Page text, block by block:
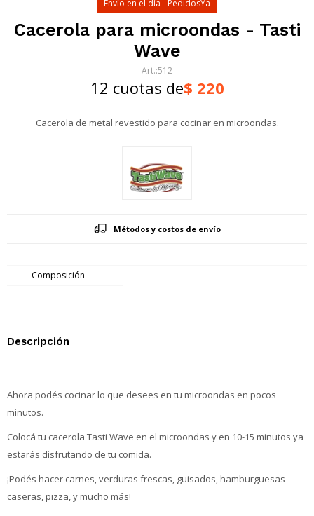
Envío en el día - PedidosYa
Cacerola para microondas - Tasti
Wave
512
12 cuotas de$ 220
Cacerola de metal revestido para cocinar en microondas.
Métodos y costos de envío
Composición
Descripción
Ahora podés cocinar lo que desees en tu microondas en pocos
minutos.
Colocá tu cacerola Tasti Wave en el microondas y en 10-15 minutos ya
estarás disfrutando de tu comida.
¡Podés hacer carnes, verduras frescas, guisados, hamburguesas
caseras, pizza, y mucho más!